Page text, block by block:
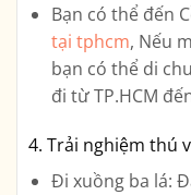
Bạn có thể đến
tại tphcm, Nếu
bạn có thể di
đi từ TP.HCM
4. Trải nghiệm thú
Đi xuồng ba lá: